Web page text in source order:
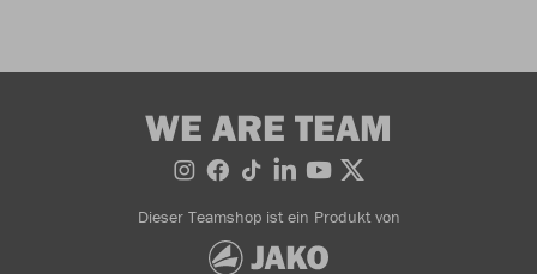
WE ARE TEAM
Dieser Teamshop ist ein Produkt von